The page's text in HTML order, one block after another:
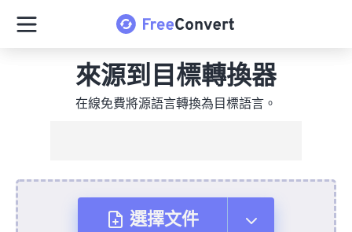
來源到目標轉換器
在線免費將源語言轉換為目標語言。
選擇文件